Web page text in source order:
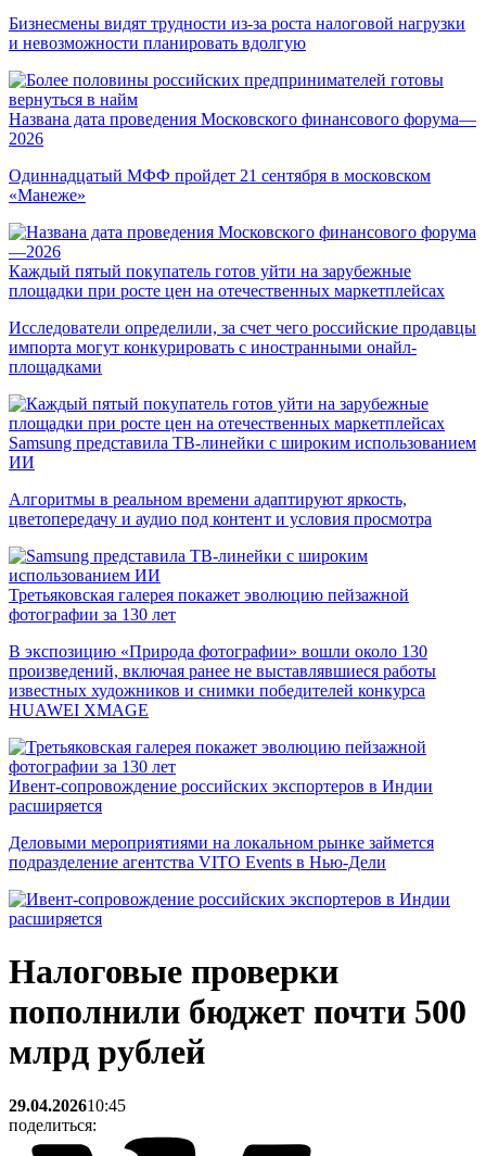
Бизнесмены видят трудности из-за роста налоговой нагрузки
и невозможности планировать вдолгую
Названа дата проведения Московского финансового форума—
2026
Одиннадцатый МФФ пройдет 21 сентября в московском
«Манеже»
Каждый пятый покупатель готов уйти на зарубежные
площадки при росте цен на отечественных маркетплейсах
Исследователи определили, за счет чего российские продавцы
импорта могут конкурировать с иностранными онайл-
площадками
Samsung представила ТВ-линейки с широким использованием
ИИ
Алгоритмы в реальном времени адаптируют яркость,
цветопередачу и аудио под контент и условия просмотра
Третьяковская галерея покажет эволюцию пейзажной
фотографии за 130 лет
В экспозицию «Природа фотографии» вошли около 130
произведений, включая ранее не выставлявшиеся работы
известных художников и снимки победителей конкурса
HUAWEI XMAGE
Ивент-сопровождение российских экспортеров в Индии
расширяется
Деловыми мероприятиями на локальном рынке займется
подразделение агентства VITO Events в Нью-Дели
Налоговые проверки
пополнили бюджет почти 500
млрд рублей
29.04.202610:45
поделиться: